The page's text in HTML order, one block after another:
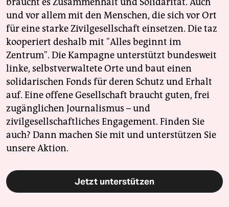
und vor allem mit den Menschen, die sich vor Ort
für eine starke Zivilgesellschaft einsetzen. Die taz
kooperiert deshalb mit "Alles beginnt im
Zentrum". Die Kampagne unterstützt bundesweit
linke, selbstverwaltete Orte und baut einen
solidarischen Fonds für deren Schutz und Erhalt
auf. Eine offene Gesellschaft braucht guten, frei
zugänglichen Journalismus – und
zivilgesellschaftliches Engagement. Finden Sie
auch? Dann machen Sie mit und unterstützen Sie
unsere Aktion.
Jetzt unterstützen